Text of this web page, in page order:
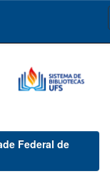
Federal de